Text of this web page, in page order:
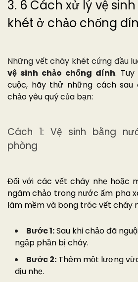
3. 6 Cách xử lý vệ
khét ở chảo chống
Những vết cháy khét cứng đầu
vệ sinh chảo chống dính.
cuộc, hãy thử những cách sau
chảo yêu quý của bạn:
Cách 1: Vệ sinh bằng
phòng
Đối với các vết cháy nhẹ hoặc
ngâm chảo trong nước ấm pha
làm mềm và bong tróc vết cháy
Bước 1:Sau khi chảo đã
ngập phần bị cháy.
Bước 2: Thêm một lượng
dịu nhẹ.